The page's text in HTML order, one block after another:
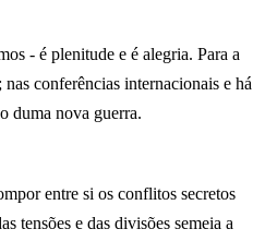
- é plenitude e é alegria. Para a
conferências internacionais e há
duma nova guerra.
entre si os conflitos secretos
tensões e das divisões semeia a